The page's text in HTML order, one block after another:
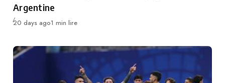
Argentine
Publié
20 days ago1 min lire